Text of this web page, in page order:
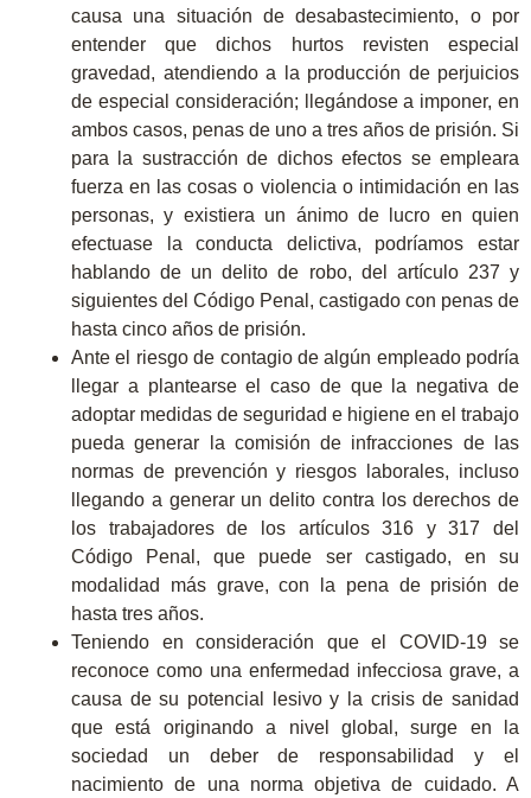
causa una situación de desabastecimiento, o por
entender que dichos hurtos revisten especial
gravedad, atendiendo a la producción de perjuicios
de especial consideración; llegándose a imponer, en
ambos casos, penas de uno a tres años de prisión. Si
para la sustracción de dichos efectos se empleara
fuerza en las cosas o violencia o intimidación en las
personas, y existiera un ánimo de lucro en quien
efectuase la conducta delictiva, podríamos estar
hablando de undelito de robo, del artículo 237 y
siguientes del Código Penal, castigado con penas de
hasta cinco años de prisión.
Ante el riesgo de contagio de algún empleado podría
llegar a plantearse el caso de que
la negativa de
adoptar medidas de seguridad e higiene en el trabajo
pueda generar la comisión de infracciones de las
normas de prevención y riesgos laborales, incluso
llegando a generar un delito contra los derechos de
los trabajadoresde los artículos 316 y 317 del
Código Penal, que puede ser castigado, en su
modalidad más grave, con la pena de prisión de
hasta tres años.
Teniendo en consideración que el COVID-19 se
reconoce como una enfermedad infecciosa grave, a
causa de su potencial lesivo y la crisis de sanidad
que está originando a nivel global, surge en la
sociedad un deber de responsabilidad y el
nacimiento de una norma objetiva de cuidado. A